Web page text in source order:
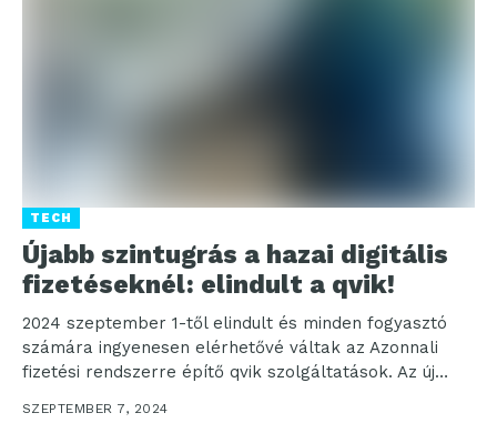
TECH
Újabb szintugrás a hazai digitális
fizetéseknél: elindult a qvik!
2024 szeptember 1-től elindult és minden fogyasztó
számára ingyenesen elérhetővé váltak az Azonnali
fizetési rendszerre építő qvik szolgáltatások. Az új
SZEPTEMBER 7, 2024